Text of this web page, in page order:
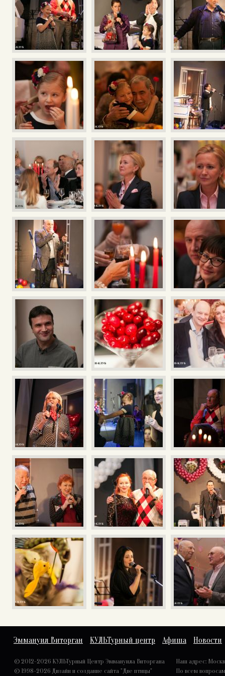
Эммануил Виторган КУЛЬТурный центр Афиша Новости
© 2012-2026 КУЛЬТурный Центр Эммануила Виторгана
© 1998-2026 Дизайн и создание сайта "Две птицы"
Наш адрес:
По всем